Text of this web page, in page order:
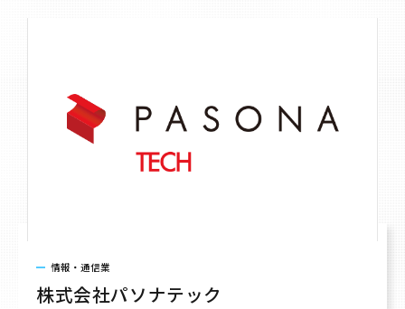
株式会社パソナテック
情報・通信業